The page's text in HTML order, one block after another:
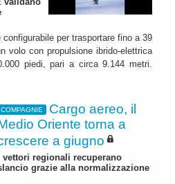
per trasportare fino a 39
volo con propulsione ibrido-elettrica
piedi, pari a circa 9.144 metri.
COMPAGNIE
Cargo aereo, il
Oriente torna a
a giugno
vettori regionali recuperano
grazie alla normalizzazione